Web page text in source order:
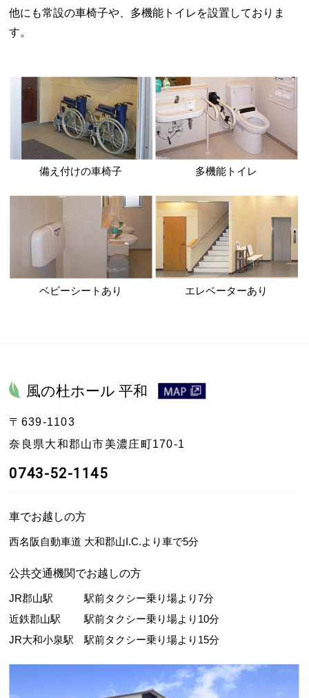
他にも常設の車椅子や、多機能トイレを設置しておりま
す。
備え付けの車椅子 多機能トイレ
ベビーシートあり エレベーターあり
風の杜ホール 平和
〒639-1103
奈良県大和郡山市美濃庄町170-1
0743-52-1145
車でお越しの方
西名阪自動車道 大和郡山I.C.より車で5分
公共交通機関でお越しの方
JR郡山駅 駅前タクシー乗り場より7分
近鉄郡山駅 駅前タクシー乗り場より10分
JR大和小泉駅 駅前タクシー乗り場より15分